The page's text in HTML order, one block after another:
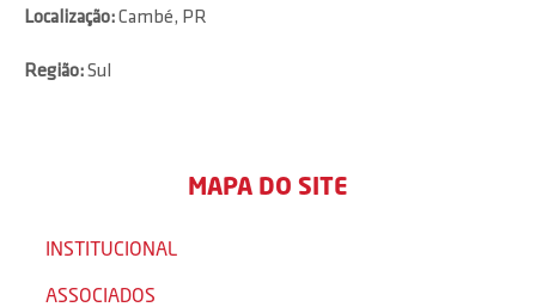
Localização:Cambé, PR
Região:Sul
MAPA DO SITE
INSTITUCIONAL
ASSOCIADOS